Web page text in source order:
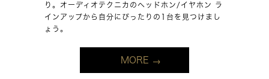
り。オーディオテクニカのヘッドホン/イヤホン ラ
インアップから自分にぴったりの1台を見つけまし
ょう。
MORE